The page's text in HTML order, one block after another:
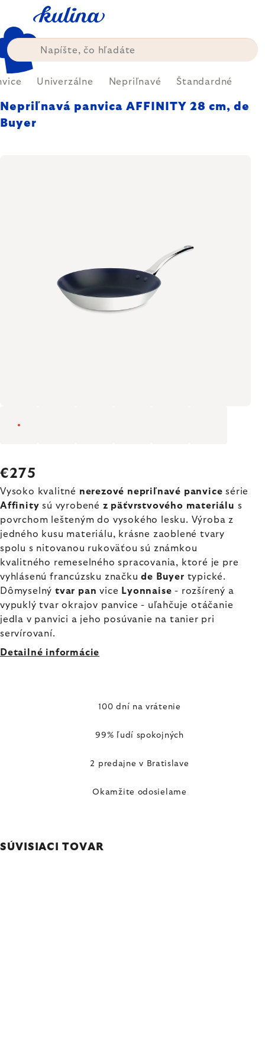
obsah
Univerzálne Nepriľnavé Štandardné
Nepriľnavá panvica AFFINITY 28 cm, de
Buyer
€275
Vysoko kvalitné nerezové nepriľnavé panvice série
Affinity sú vyrobené z päťvrstvového materiálu s
povrchom lešteným do vysokého lesku. Výroba z
jedného kusu materiálu, krásne zaoblené tvary
spolu s nitovanou rukoväťou sú známkou
kvalitného remeselného spracovania, ktoré je pre
vyhlásenú francúzsku značkude Buyer typické.
Dômyselnýtvar pan vice Lyonnaise - rozšírený a
vypuklý tvar okrajov panvice - uľahčuje otáčanie
jedla v panvici a jeho posúvanie na tanier pri
servírovaní.
Detailné informácie
100 dní na vrátenie
99% ľudí spokojných
2 predajne v Bratislave
Okamžite odosielame
SÚVISIACI TOVAR